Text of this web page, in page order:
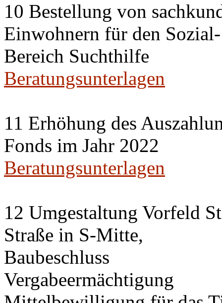
10 Bestellung von
Einwohnern für den
Bereich Suchthilfe
Beratungsunterlagen
11 Erhöhung des
Fonds im Jahr 2022
Beratungsunterlagen
12 Umgestaltung Vorfeld
Straße in S-Mitte,
Baubeschluss
Vergabeermächtigung